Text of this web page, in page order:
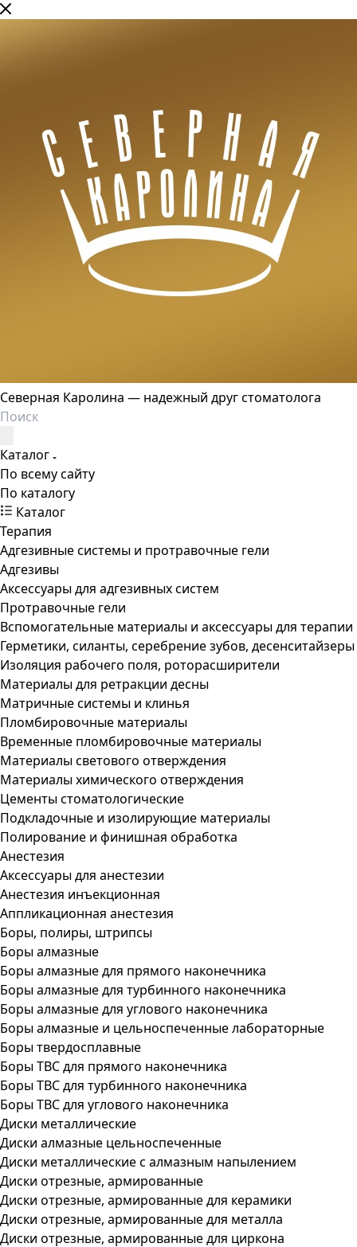
Северная Каролина — надежный друг стоматолога
Каталог
По всему сайту
По каталогу
Каталог
Терапия
Адгезивные системы и протравочные гели
Адгезивы
Аксессуары для адгезивных систем
Протравочные гели
Вспомогательные материалы и аксессуары для терапии
Герметики, силанты, серебрение зубов, десенситайзеры
Изоляция рабочего поля, роторасширители
Материалы для ретракции десны
Матричные системы и клинья
Пломбировочные материалы
Временные пломбировочные материалы
Материалы светового отверждения
Материалы химического отверждения
Цементы стоматологические
Подкладочные и изолирующие материалы
Полирование и финишная обработка
Анестезия
Аксессуары для анестезии
Анестезия инъекционная
Аппликационная анестезия
Боры, полиры, штрипсы
Боры алмазные
Боры алмазные для прямого наконечника
Боры алмазные для турбинного наконечника
Боры алмазные для углового наконечника
Боры алмазные и цельноспеченные лабораторные
Боры твердосплавные
Боры ТВС для прямого наконечника
Боры ТВС для турбинного наконечника
Боры ТВС для углового наконечника
Диски металлические
Диски алмазные цельноспеченные
Диски металлические с алмазным напылением
Диски отрезные, армированные
Диски отрезные, армированные для керамики
Диски отрезные, армированные для металла
Диски отрезные, армированные для циркона